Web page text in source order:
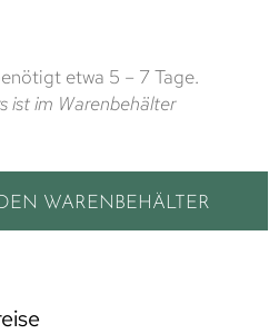
etwa 5 – 7 Tage.
ist im Warenbehälter
WARENBEHÄLTER